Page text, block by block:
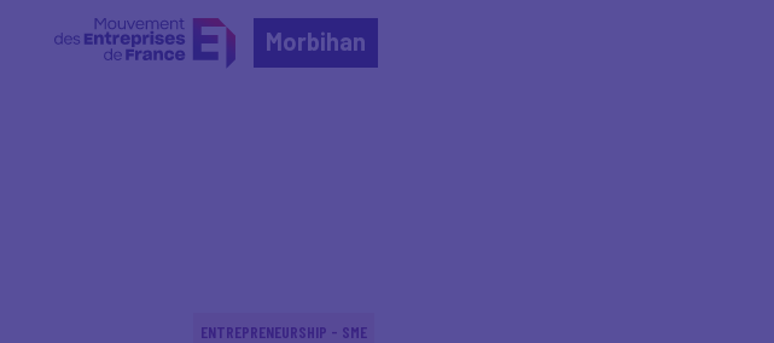
Morbihan
ENTREPRENEURSHIP - SME